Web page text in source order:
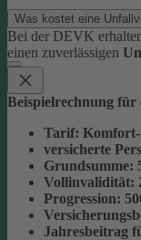
Was kostet eine
Bei der DEVK
einen zuverlässigen
Beispielrechnung für
Tarif:
versicherte
Grundsumme:
Vollinvalidität:
Progression:
Jahresbeitrag